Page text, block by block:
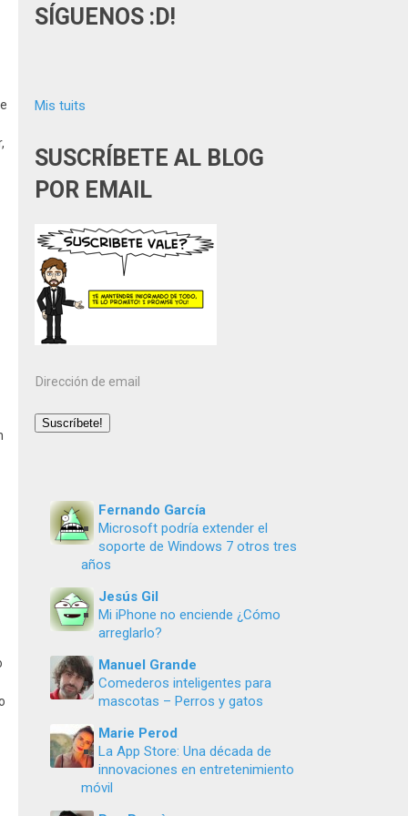
SÍGUENOS :D!
Mis tuits
SUSCRÍBETE AL BLOG
POR EMAIL
Dirección
email
Suscríbete!
Fernando García
Microsoft podría extender el
soporte de Windows 7 otros tres
años
Jesús Gil
Mi iPhone no enciende ¿Cómo
arreglarlo?
Manuel Grande
Comederos inteligentes para
mascotas – Perros y gatos
Marie Perod
La App Store: Una década de
innovaciones en entretenimiento
móvil